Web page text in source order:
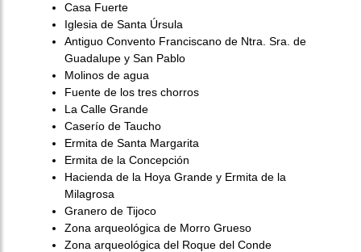
Casa Fuerte
Iglesia de Santa Úrsula
Antiguo Convento Franciscano de Ntra. Sra. de
Guadalupe y San Pablo
Molinos de agua
Fuente de los tres chorros
La Calle Grande
Caserío de Taucho
Ermita de Santa Margarita
Ermita de la Concepción
Hacienda de la Hoya Grande y Ermita de la
Milagrosa
Granero de Tijoco
Zona arqueológica de Morro Grueso
Zona arqueológica del Roque del Conde